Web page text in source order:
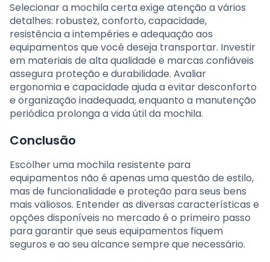
Selecionar a mochila certa exige atenção a vários
detalhes: robustez, conforto, capacidade,
resistência a intempéries e adequação aos
equipamentos que você deseja transportar. Investir
em materiais de alta qualidade e marcas confiáveis
assegura proteção e durabilidade. Avaliar
ergonomia e capacidade ajuda a evitar desconforto
e organização inadequada, enquanto a manutenção
periódica prolonga a vida útil da mochila.
Conclusão
Escolher uma mochila resistente para
equipamentos não é apenas uma questão de estilo,
mas de funcionalidade e proteção para seus bens
mais valiosos. Entender as diversas características e
opções disponíveis no mercado é o primeiro passo
para garantir que seus equipamentos fiquem
seguros e ao seu alcance sempre que necessário.